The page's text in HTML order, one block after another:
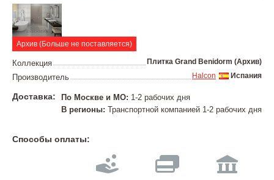
Архив (Больше не поставляется)
Коллекция Плитка Grand Benidorm (Архив)
Производитель Испания
Halcon
Доставка: По Москве и МО: 1-2 рабочих дня
В регионы: Транспортной компанией 1-2 рабочих дня
Способы оплаты: